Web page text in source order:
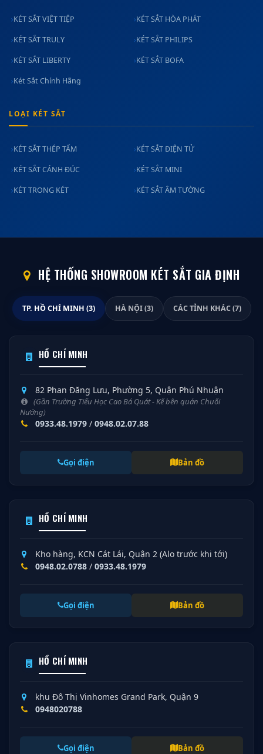
KÉT SẮT VIỆT TIỆP KÉT SẮT HÒA PHÁT
KÉT SẮT TRULY KÉT SẮT PHILIPS
KÉT SẮT LIBERTY KÉT SẮT BOFA
Két Sắt Chính Hãng
LOẠI KÉT SẮT
KÉT SẮT THÉP TẤM KÉT SẮT ĐIỆN TỬ
KÉT SẮT CÁNH ĐÚC KÉT SẮT MINI
KÉT TRONG KÉT KÉT SẮT ÂM TƯỜNG
HỆ THỐNG SHOWROOM KÉT SẮT GIA ĐỊNH
TP. HỒ CHÍ MINH (3) HÀ NỘI (3) CÁC TỈNH KHÁC (7)
HỒ CHÍ MINH
82 Phan Đăng Lưu, Phường 5, Quận Phú Nhuận
(Gần Trường Tiểu Học Cao Bá Quát - Kế bên quán Chuối
Nướng)
0933.48.1979 / 0948.02.07.88
Gọi điện Bản đồ
HỒ CHÍ MINH
Kho hàng, KCN Cát Lái, Quận 2 (Alo trước khi tới)
0948.02.0788 / 0933.48.1979
Gọi điện Bản đồ
HỒ CHÍ MINH
khu Đô Thị Vinhomes Grand Park, Quận 9
0948020788
Gọi điện Bản đồ